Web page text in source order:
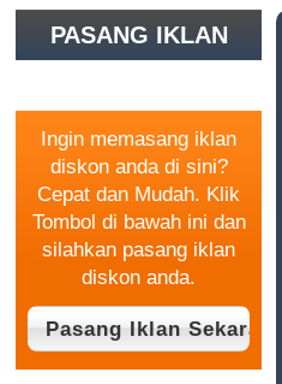
PASANG IKLAN
Ingin memasang iklan
diskon anda di sini?
Cepat dan Mudah. Klik
Tombol di bawah ini dan
silahkan pasang iklan
diskon anda.